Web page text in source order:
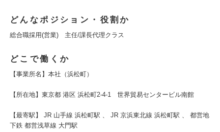
どんなポジション・役割か
総合職採用(営業) 主任/課長代理クラス
どこで働くか
【事業所名】本社（浜松町）
【所在地】東京都 港区 浜松町2-4-1 世界貿易センタービル南館
【最寄駅】 JR 山手線 浜松町駅 、 JR 京浜東北線 浜松町駅 、 都営地
下鉄 都営浅草線 大門駅